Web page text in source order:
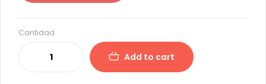
Cantidad
Add to cart